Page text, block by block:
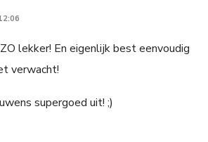
lekker! En eigenlijk best eenvoudig
verwacht!
supergoed uit! ;)